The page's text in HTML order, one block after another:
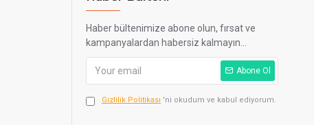
Haber bültenimize abone olun, fırsat ve
kampanyalardan habersiz kalmayın...
Abone Ol
Gizlilik Politikası 'ni okudum ve kabul ediyorum.